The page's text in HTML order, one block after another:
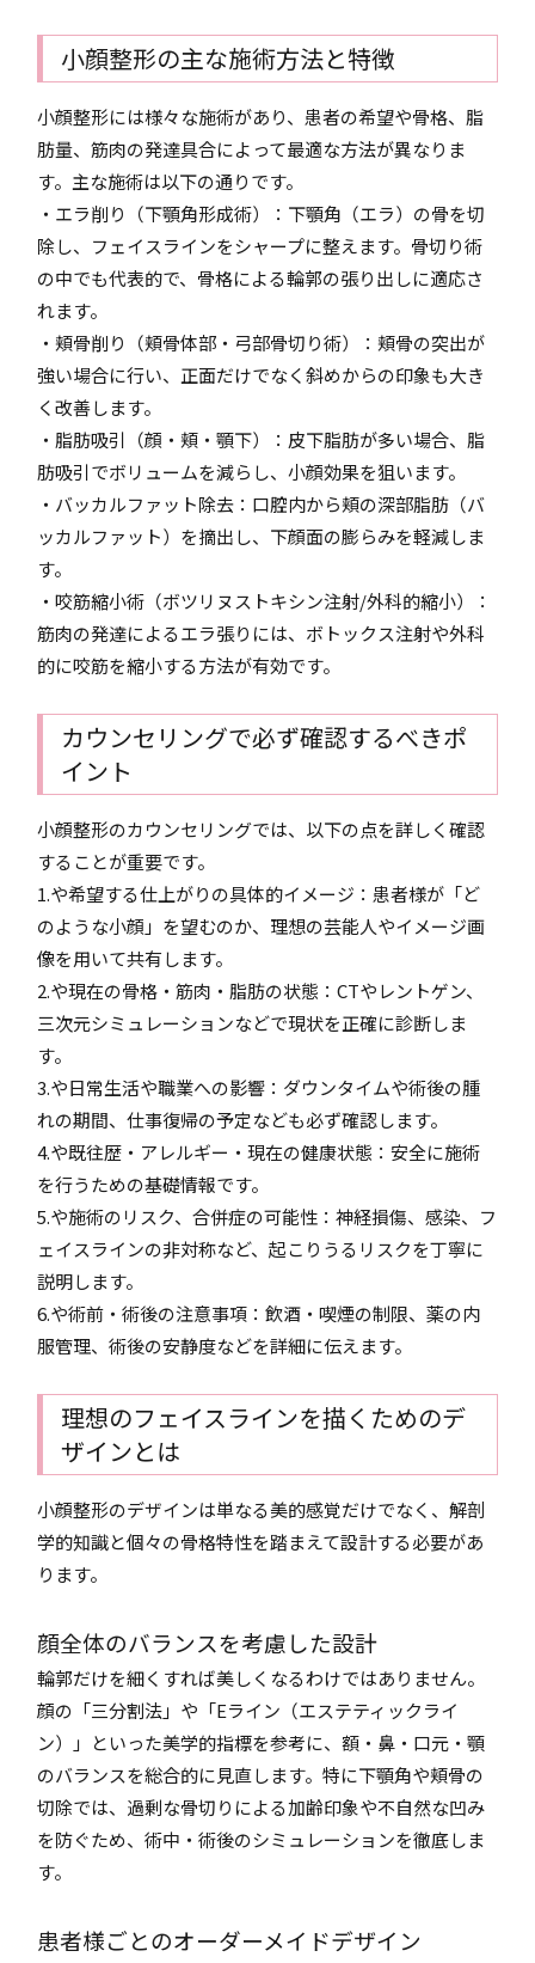
小顔整形の主な施術方法と特徴
小顔整形には様々な施術があり、患者の希望や骨格、脂
肪量、筋肉の発達具合によって最適な方法が異なりま
す。主な施術は以下の通りです。
・エラ削り（下顎角形成術）：下顎角（エラ）の骨を切
除し、フェイスラインをシャープに整えます。骨切り術
の中でも代表的で、骨格による輪郭の張り出しに適応さ
れます。
・頬骨削り（頬骨体部・弓部骨切り術）：頬骨の突出が
強い場合に行い、正面だけでなく斜めからの印象も大き
く改善します。
・脂肪吸引（顔・頬・顎下）：皮下脂肪が多い場合、脂
肪吸引でボリュームを減らし、小顔効果を狙います。
・バッカルファット除去：口腔内から頬の深部脂肪（バ
ッカルファット）を摘出し、下顔面の膨らみを軽減しま
す。
・咬筋縮小術（ボツリヌストキシン注射/外科的縮小）：
筋肉の発達によるエラ張りには、ボトックス注射や外科
的に咬筋を縮小する方法が有効です。
カウンセリングで必ず確認するべきポ
イント
小顔整形のカウンセリングでは、以下の点を詳しく確認
することが重要です。
1.や希望する仕上がりの具体的イメージ：患者様が「ど
のような小顔」を望むのか、理想の芸能人やイメージ画
像を用いて共有します。
2.や現在の骨格・筋肉・脂肪の状態：CTやレントゲン、
三次元シミュレーションなどで現状を正確に診断しま
す。
3.や日常生活や職業への影響：ダウンタイムや術後の腫
れの期間、仕事復帰の予定なども必ず確認します。
4.や既往歴・アレルギー・現在の健康状態：安全に施術
を行うための基礎情報です。
5.や施術のリスク、合併症の可能性：神経損傷、感染、フ
ェイスラインの非対称など、起こりうるリスクを丁寧に
説明します。
6.や術前・術後の注意事項：飲酒・喫煙の制限、薬の内
服管理、術後の安静度などを詳細に伝えます。
理想のフェイスラインを描くためのデ
ザインとは
小顔整形のデザインは単なる美的感覚だけでなく、解剖
学的知識と個々の骨格特性を踏まえて設計する必要があ
ります。
顔全体のバランスを考慮した設計
輪郭だけを細くすれば美しくなるわけではありません。
顔の「三分割法」や「Eライン（エステティックライ
ン）」といった美学的指標を参考に、額・鼻・口元・顎
のバランスを総合的に見直します。特に下顎角や頬骨の
切除では、過剰な骨切りによる加齢印象や不自然な凹み
を防ぐため、術中・術後のシミュレーションを徹底しま
す。
患者様ごとのオーダーメイドデザイン